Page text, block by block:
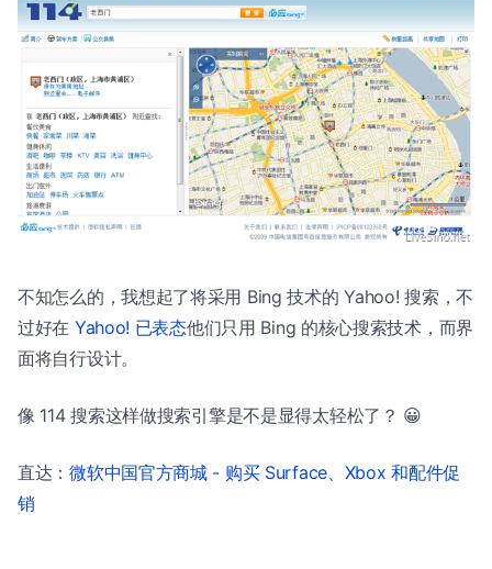
不知怎么的，我想起了将采用 Bing 技术的 Yahoo! 搜索，不
过好在 Yahoo! 已表态他们只用 Bing 的核心搜索技术，而界
面将自行设计。
像 114 搜索这样做搜索引擎是不是显得太轻松了？ 😀
直达：微软中国官方商城 - 购买 Surface、Xbox 和配件促
销